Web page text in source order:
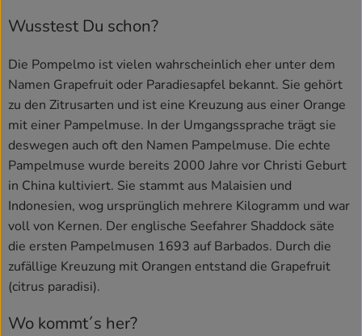
Wusstest Du schon?
Die Pompelmo ist vielen wahrscheinlich eher unter dem
Namen Grapefruit oder Paradiesapfel bekannt. Sie gehört
zu den Zitrusarten und ist eine Kreuzung aus einer Orange
mit einer Pampelmuse. In der Umgangssprache trägt sie
deswegen auch oft den Namen Pampelmuse. Die echte
Pampelmuse wurde bereits 2000 Jahre vor Christi Geburt
in China kultiviert. Sie stammt aus Malaisien und
Indonesien, wog ursprünglich mehrere Kilogramm und war
voll von Kernen. Der englische Seefahrer Shaddock säte
die ersten Pampelmusen 1693 auf Barbados. Durch die
zufällige Kreuzung mit Orangen entstand die Grapefruit
(citrus paradisi).
Wo kommt´s her?